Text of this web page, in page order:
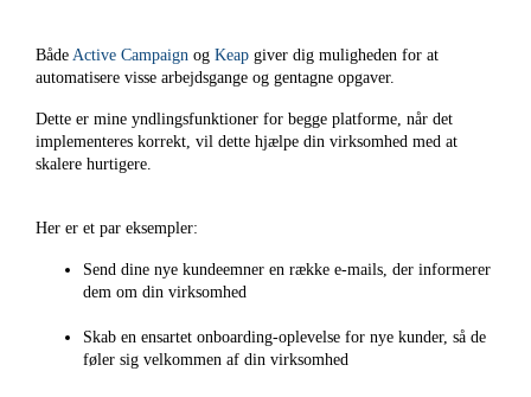
Både Active Campaign og Keap giver dig muligheden for at
automatisere visse arbejdsgange og gentagne opgaver.
Dette er mine yndlingsfunktioner for begge platforme, når det
implementeres korrekt, vil dette hjælpe din virksomhed med at
skalere hurtigere.
Her er et par eksempler:
Send dine nye kundeemner en række e-mails, der informerer
dem om din virksomhed
Skab en ensartet onboarding-oplevelse for nye kunder, så de
føler sig velkommen af din virksomhed